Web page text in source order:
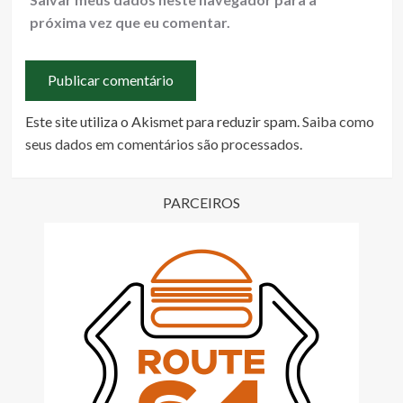
próxima vez que eu comentar.
Este site utiliza o Akismet para reduzir spam.Saiba como
seus dados em comentários são processados.
PARCEIROS